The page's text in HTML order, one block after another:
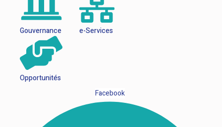
Gouvernance e-Services
Opportunités
Facebook